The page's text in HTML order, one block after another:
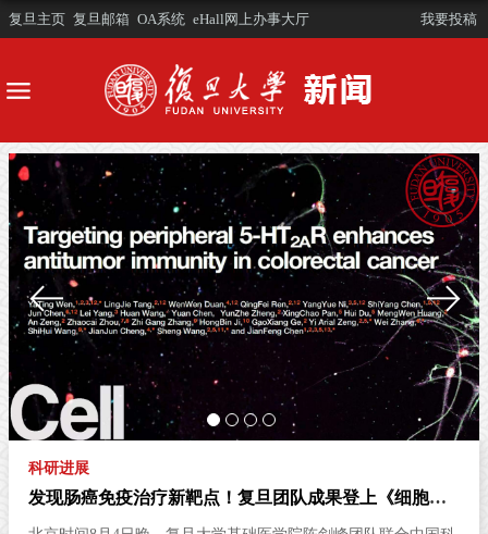
复旦主页 复旦邮箱 OA系统 eHall网上办事大厅 我要投稿
科研进展
发现肠癌免疫治疗新靶点！复旦团队成果登上《细胞》
杂志